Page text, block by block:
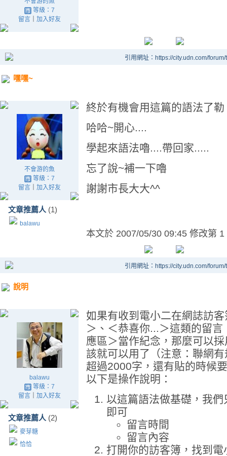
等級：7
留言｜ 加入好友
引用網址：https://city.udn.com/
嘿嘿~
不會游的魚
等級：7
留言｜ 加入好友
文章推薦人 (1)
balawu
終於有機會用這篇的語法了勒
哈哈~開心....
學起來語法嚕....帶回家.....
忘了說~補一下嚕
謝謝市長大大^^
本文於 2007/05/30 09:45 修改第 1
引用網址：https://city.udn.com/
說明
balawu
等級：7
留言｜ 加入好友
文章推薦人 (2)
麥芽糖
恰恰
如果有收到電小二在網誌訪
＞、＜恭喜你...＞這類的留
應區＞當作紀念，那麼可以
該就可以用了（注意：聯網
超過2000字，還有貼的時候
以下是操作說明：
以這篇語法做基礎，我
即可
留言時間
留言內容
打開你的訪客簿，找到